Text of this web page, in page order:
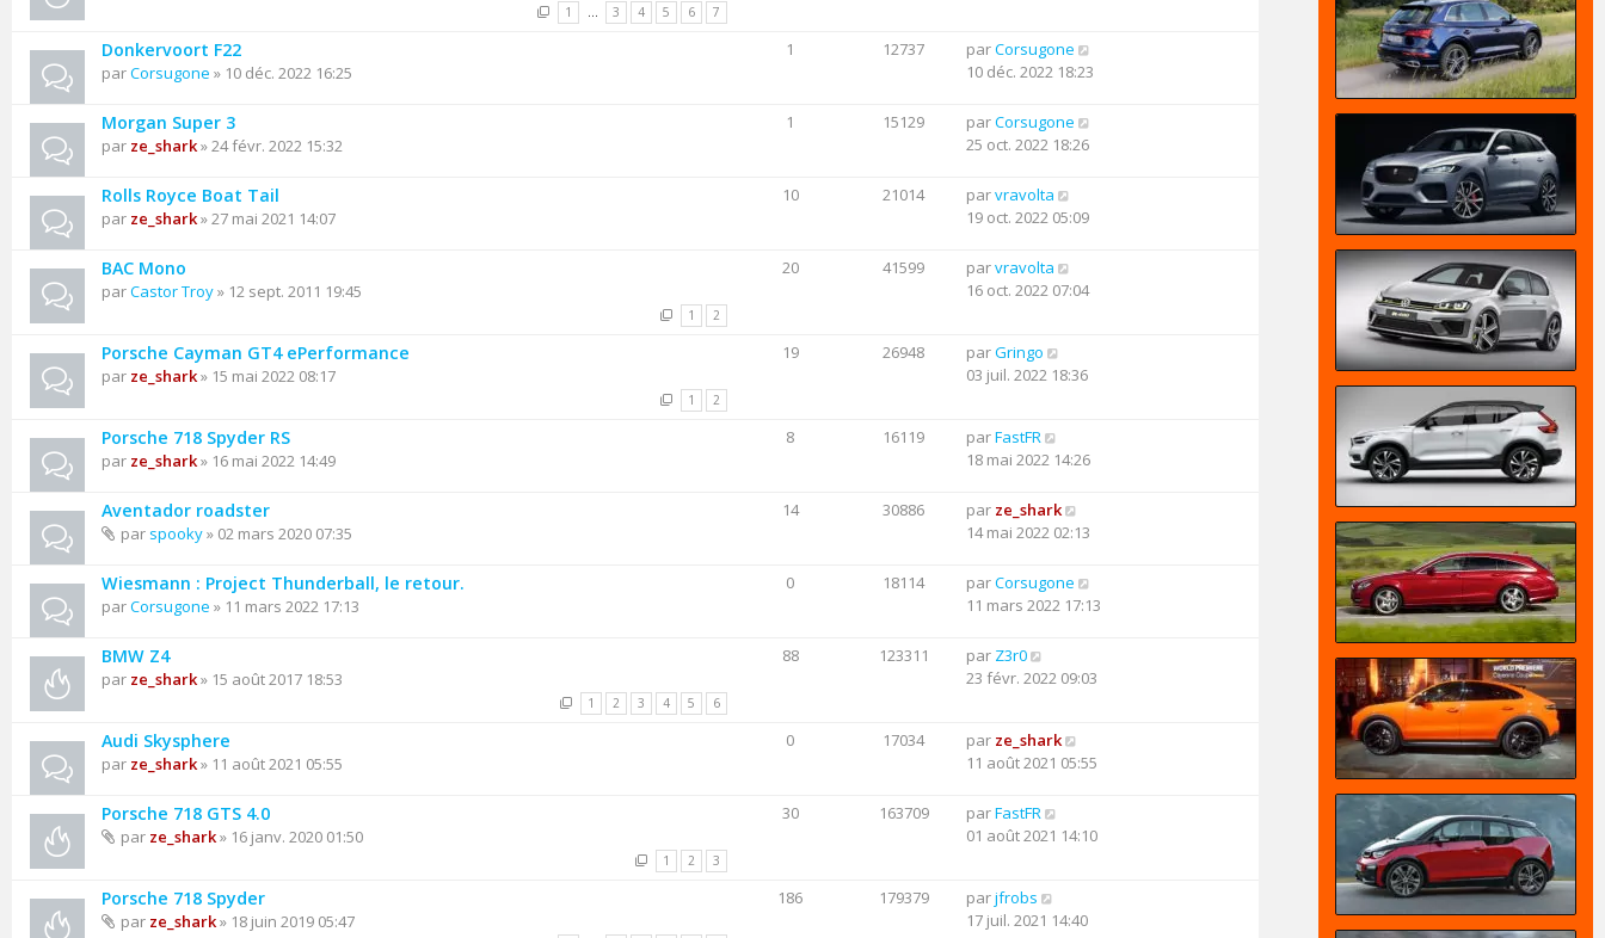
1 … 3 4 5 6 7
Donkervoort F22
parCorsugone » 10 déc. 2022 16:25
1 12737 parCorsugone
10 déc. 2022 18:23
Morgan Super 3
par ze_shark» 24 févr. 2022 15:32
1 15129 parCorsugone
25 oct. 2022 18:26
Rolls Royce Boat Tail
par ze_shark» 27 mai 2021 14:07
10 21014 parvravolta
19 oct. 2022 05:09
BAC Mono
parCastor Troy» 12 sept. 2011 19:45
1 2
20 41599 parvravolta
16 oct. 2022 07:04
Porsche Cayman GT4 ePerformance
par ze_shark» 15 mai 2022 08:17
1 2
19 26948 parGringo
03 juil. 2022 18:36
Porsche 718 Spyder RS
par ze_shark» 16 mai 2022 14:49
8 16119 parFastFR
18 mai 2022 14:26
Aventador roadster
par spooky» 02 mars 2020 07:35
14 30886 par ze_shark
14 mai 2022 02:13
Wiesmann : Project Thunderball, le retour.
parCorsugone » 11 mars 2022 17:13
0 18114 parCorsugone
11 mars 2022 17:13
BMW Z4
par ze_shark» 15 août 2017 18:53
1 2 3 4 5 6
88 123311 par Z3r0
23 févr. 2022 09:03
Audi Skysphere
par ze_shark» 11 août 2021 05:55
0 17034 par ze_shark
11 août 2021 05:55
Porsche 718 GTS 4.0
par ze_shark» 16 janv. 2020 01:50
1 2 3
30 163709 parFastFR
01 août 2021 14:10
Porsche 718 Spyder
par ze_shark» 18 juin 2019 05:47
186 179379 parjfrobs
17 juil. 2021 14:40